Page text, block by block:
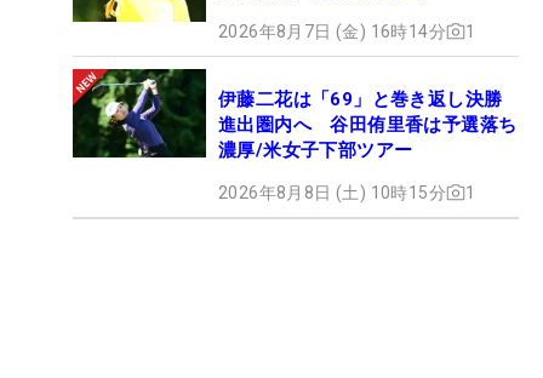
2026年8月7日 (金) 16時14分 1
伊藤二花は「69」と巻き返し決勝
進出圏内へ 谷田侑里香は予選落ち
濃厚/米女子下部ツアー
2026年8月8日 (土) 10時15分 1